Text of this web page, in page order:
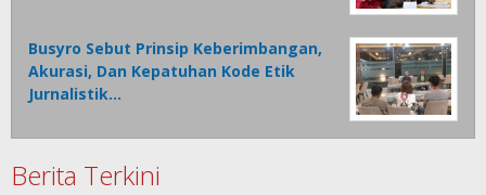
Busyro Sebut Prinsip Keberimbangan,
Akurasi, Dan Kepatuhan Kode Etik
Jurnalistik…
Berita Terkini